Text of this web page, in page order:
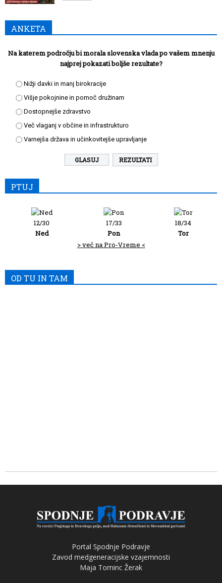
ANKETA
Na katerem področju bi morala slovenska vlada po vašem mnenju
najprej pokazati boljše rezultate?
Nižji davki in manj birokracije
Višje pokojnine in pomoč družinam
Dostopnejše zdravstvo
Več vlaganj v občine in infrastrukturo
Varnejša država in učinkovitejše upravljanje
REZULTATI
PTUJ
12/30
Ned
17/33
Pon
18/34
Tor
> več na Pro-Vreme <
OD TU IN TAM
Portal Spodnje Podravje
Zavod medgeneracijske vzajemnosti
Maja Tominc Žerak